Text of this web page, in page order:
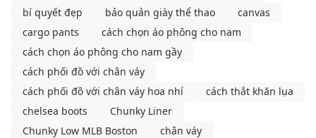
bí quyết đẹp
bảo quản giày thể thao
canvas
cargo pants
cách chọn áo phông cho nam
cách chọn áo phông cho nam gầy
cách phối đồ với chân váy
cách phối đồ với chân váy hoa nhí
cách thắt khăn lụa
chelsea boots
Chunky Liner
Chunky Low MLB Boston
chân váy